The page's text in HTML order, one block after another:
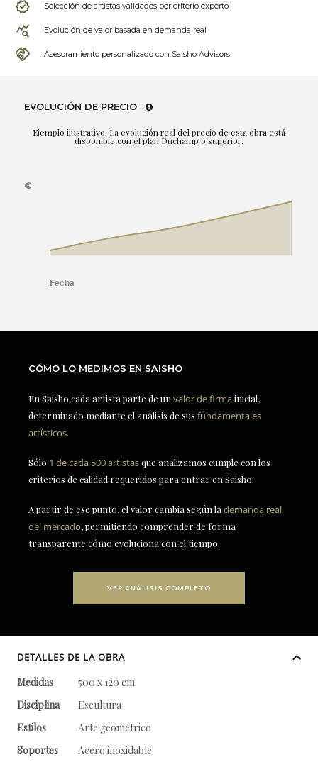
Selección de artistas validados por criterio experto
Evolución de valor basada en demanda real
Asesoramiento personalizado con Saisho Advisors
EVOLUCIÓN DE PRECIO
Ejemplo ilustrativo. La evolución real del precio de esta obra está
disponible con el plan Duchamp o superior.
CÓMO LO MEDIMOS EN SAISHO
En Saisho cada artista parte de un valor de firmainicial,
determinado mediante el análisis de sus fundamentales
artísticos.
Sólo 1 de cada 500 artistasque analizamos cumple con los
criterios de calidad requeridos para entrar en Saisho.
A partir de ese punto, el valor cambia según la demanda real
del mercado, permitiendo comprender de forma
transparente cómo evoluciona con el tiempo.
VER ANÁLISIS COMPLETO
DETALLES DE LA OBRA
Medidas
500 x 120 cm
Disciplina
Escultura
Estilos
Arte geométrico
Soportes
Acero inoxidable